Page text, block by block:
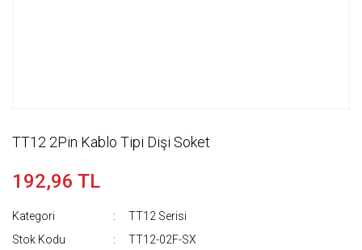
TT12 2Pin Kablo Tipi Dişi Soket
192,96 TL
Kategori
TT12 Serisi
Stok Kodu
TT12-02F-SX